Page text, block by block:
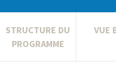
STRUCTURE DU
PROGRAMME
VUE